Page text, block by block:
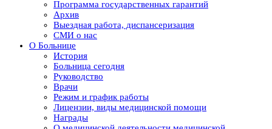
Программа государственных гарантий
Архив
Выездная работа, диспансеризация
СМИ о нас
О Больнице
История
Больница сегодня
Руководство
Врачи
Режим и график работы
Лицензии, виды медицинской помощи
Награды